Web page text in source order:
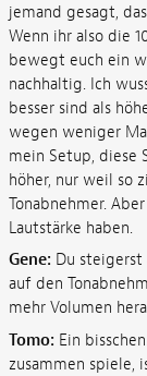
jemand gesagt,
Wenn ihr also die
bewegt euch ein
nachhaltig. Ich
besser sind als
wegen weniger
mein Setup, diese
höher, nur weil so
Tonabnehmer.
Lautstärke haben.
Gene: Du steigerst
auf den
mehr Volumen
Tomo: Ein
zusammen spiele,